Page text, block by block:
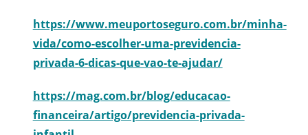
https://www.meuportoseguro.com.br/minha-
vida/como-escolher-uma-previdencia-
privada-6-dicas-que-vao-te-ajudar/
https://mag.com.br/blog/educacao-
financeira/artigo/previdencia-privada-